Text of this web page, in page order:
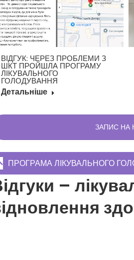
ВІДГУК: ЧЕРЕЗ ПРОБЛЕМИ З
ШКТ ПРОЙШЛА ПРОГРАМУ
ЛІКУВАЛЬНОГО
ГОЛОДУВАННЯ
Детальніше
ЗАПИС НА
ПРОГРАМА ЛІКУВАЛЬНОГО
–